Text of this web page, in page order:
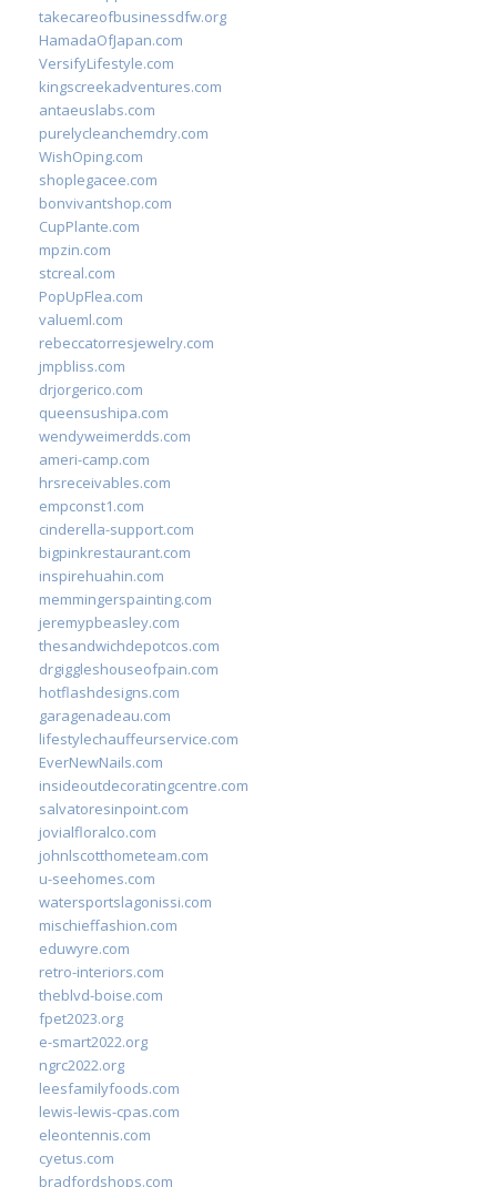
takecareofbusinessdfw.org
HamadaOfJapan.com
VersifyLifestyle.com
kingscreekadventures.com
antaeuslabs.com
purelycleanchemdry.com
WishOping.com
shoplegacee.com
bonvivantshop.com
CupPlante.com
mpzin.com
stcreal.com
PopUpFlea.com
valueml.com
rebeccatorresjewelry.com
jmpbliss.com
drjorgerico.com
queensushipa.com
wendyweimerdds.com
ameri-camp.com
hrsreceivables.com
empconst1.com
cinderella-support.com
bigpinkrestaurant.com
inspirehuahin.com
memmingerspainting.com
jeremypbeasley.com
thesandwichdepotcos.com
drgiggleshouseofpain.com
hotflashdesigns.com
garagenadeau.com
lifestylechauffeurservice.com
EverNewNails.com
insideoutdecoratingcentre.com
salvatoresinpoint.com
jovialfloralco.com
johnlscotthometeam.com
u-seehomes.com
watersportslagonissi.com
mischieffashion.com
eduwyre.com
retro-interiors.com
theblvd-boise.com
fpet2023.org
e-smart2022.org
ngrc2022.org
leesfamilyfoods.com
lewis-lewis-cpas.com
eleontennis.com
cyetus.com
bradfordshops.com